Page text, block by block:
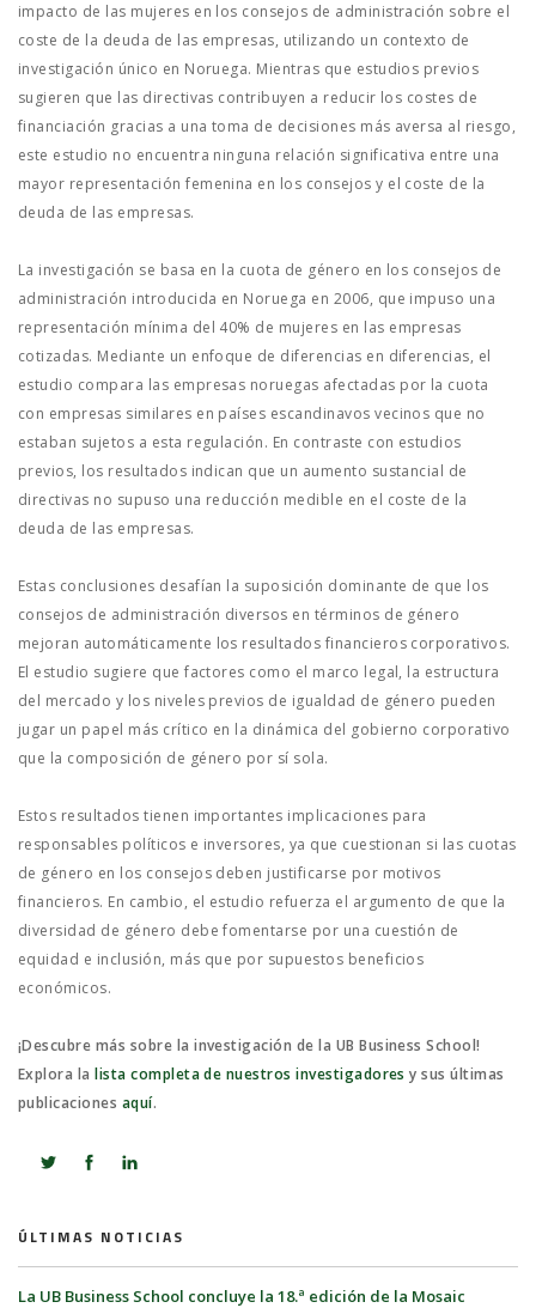
impacto de las mujeres en los consejos de administración sobre el
coste de la deuda de las empresas, utilizando un contexto de
investigación único en Noruega. Mientras que estudios previos
sugieren que las directivas contribuyen a reducir los costes de
financiación gracias a una toma de decisiones más aversa al riesgo,
este estudio no encuentra ninguna relación significativa entre una
mayor representación femenina en los consejos y el coste de la
deuda de las empresas.
La investigación se basa en la cuota de género en los consejos de
administración introducida en Noruega en 2006, que impuso una
representación mínima del 40% de mujeres en las empresas
cotizadas. Mediante un enfoque de diferencias en diferencias, el
estudio compara las empresas noruegas afectadas por la cuota
con empresas similares en países escandinavos vecinos que no
estaban sujetos a esta regulación. En contraste con estudios
previos, los resultados indican que un aumento sustancial de
directivas no supuso una reducción medible en el coste de la
deuda de las empresas.
Estas conclusiones desafían la suposición dominante de que los
consejos de administración diversos en términos de género
mejoran automáticamente los resultados financieros corporativos.
El estudio sugiere que factores como el marco legal, la estructura
del mercado y los niveles previos de igualdad de género pueden
jugar un papel más crítico en la dinámica del gobierno corporativo
que la composición de género por sí sola.
Estos resultados tienen importantes implicaciones para
responsables políticos e inversores, ya que cuestionan si las cuotas
de género en los consejos deben justificarse por motivos
financieros. En cambio, el estudio refuerza el argumento de que la
diversidad de género debe fomentarse por una cuestión de
equidad e inclusión, más que por supuestos beneficios
económicos.
¡Descubre más sobre la investigación de la UB Business School!
Explora lalista completa de nuestros investigadores y sus últimas
publicaciones aquí.
ÚLTIMAS NOTICIAS
La UB Business School concluye la 18.ª edición de la Mosaic